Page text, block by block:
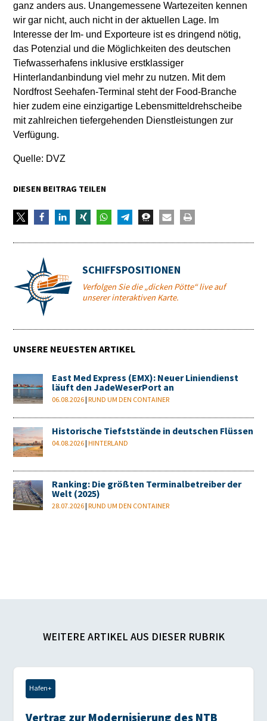
ganz anders aus. Unangemessene Wartezeiten kennen
wir gar nicht, auch nicht in der aktuellen Lage. Im
Interesse der Im- und Exporteure ist es dringend nötig,
das Potenzial und die Möglichkeiten des deutschen
Tiefwasserhafens inklusive erstklassiger
Hinterlandanbindung viel mehr zu nutzen. Mit dem
Nordfrost Seehafen-Terminal steht der Food-Branche
hier zudem eine einzigartige Lebensmitteldrehscheibe
mit zahlreichen tiefergehenden Dienstleistungen zur
Verfügung.
Quelle: DVZ
DIESEN BEITRAG TEILEN
SCHIFFSPOSITIONEN
Verfolgen Sie die „dicken Pötte“ live auf
unserer interaktiven Karte.
UNSERE NEUESTEN ARTIKEL
East Med Express (EMX): Neuer Liniendienst
läuft den JadeWeserPort an
06.08.2026 |RUND UM DEN CONTAINER
Historische Tiefststände in deutschen Flüssen
04.08.2026 |HINTERLAND
Ranking: Die größten Terminalbetreiber der
Welt (2025)
28.07.2026 |RUND UM DEN CONTAINER
WEITERE ARTIKEL AUS DIESER RUBRIK
Hafen+